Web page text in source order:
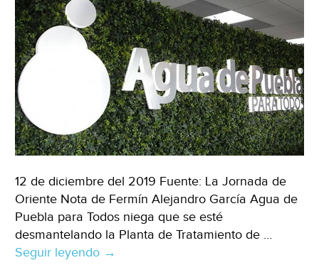
12 de diciembre del 2019 Fuente: La Jornada de
Oriente Nota de Fermín Alejandro García Agua de
Puebla para Todos niega que se esté
desmantelando la Planta de Tratamiento de …
Seguir leyendo Puebla:
→